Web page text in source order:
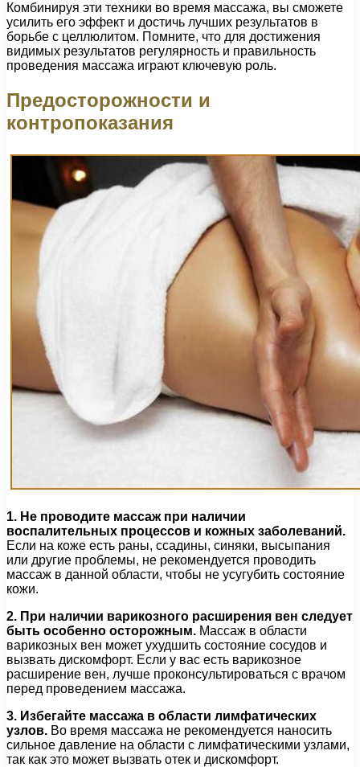
Комбинируя эти техники во время массажа, вы сможете
усилить его эффект и достичь лучших результатов в
борьбе с целлюлитом. Помните, что для достижения
видимых результатов регулярность и правильность
проведения массажа играют ключевую роль.
Предосторожности и
контропоказания
1. Не проводите массаж при наличии
воспалительных процессов и кожных заболеваний.
Если на коже есть раны, ссадины, синяки, высыпания
или другие проблемы, не рекомендуется проводить
массаж в данной области, чтобы не усугубить состояние
кожи.
2. При наличии варикозного расширения вен следует
быть особенно осторожным. Массаж в области
варикозных вен может ухудшить состояние сосудов и
вызвать дискомфорт. Если у вас есть варикозное
расширение вен, лучше проконсультироваться с врачом
перед проведением массажа.
3. Избегайте массажа в области лимфатических
узлов. Во время массажа не рекомендуется наносить
сильное давление на области с лимфатическими узлами,
так как это может вызвать отек и дискомфорт.